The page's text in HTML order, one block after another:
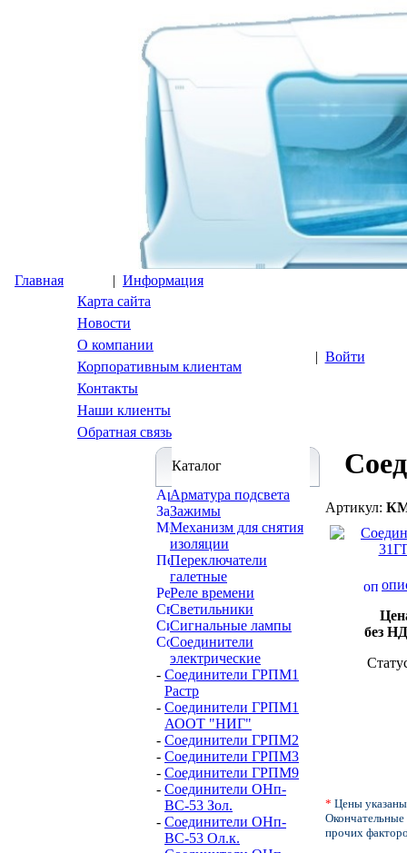
Главная | Информация
Карта сайта
Новости
О компании
Корпоративным клиентам
Контакты
Наши клиенты
Обратная связь
| Войти
Каталог
Арматура подсвета
Зажимы
Механизм для снятия
изоляции
Переключатели
галетные
Реле времени
Светильники
Сигнальные лампы
Соединители
электрические
- Соединители ГРПМ1
Растр
- Соединители ГРПМ1
АООТ "НИГ"
- Соединители ГРПМ2
- Соединители ГРПМ3
- Соединители ГРПМ9
- Соединители ОНп-
ВС-53 Зол.
- Соединители ОНп-
ВС-53 Ол.к.
Артикул:
без
* Цены
Окончательные
прочих